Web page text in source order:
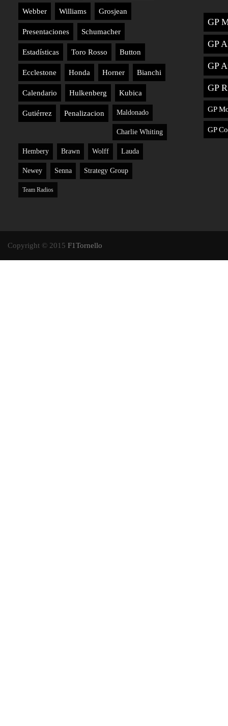
Webber Williams Grosjean
Presentaciones Schumacher
Estadísticas Toro Rosso Button
Ecclestone Honda Horner Bianchi
Calendario Hulkenberg Kubica
Gutiérrez Penalizacion Maldonado
Charlie Whiting
Hembery Brawn Wolff Lauda
Newey Senna Strategy Group
Team Radios
GP
GP
GP
GP
GP
GP
Copyright © 2015 F1Tornello